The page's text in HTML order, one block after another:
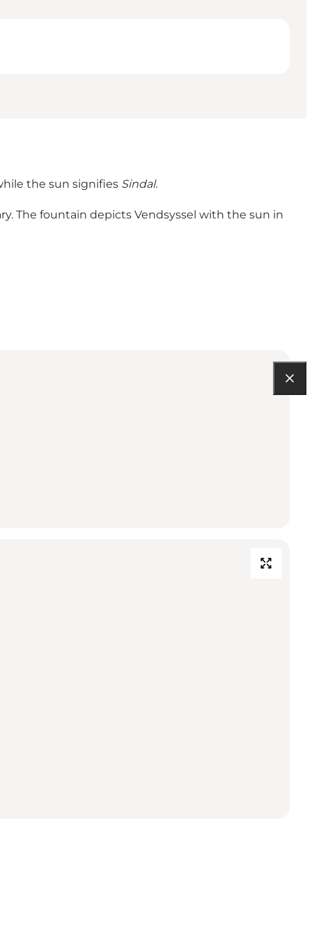
the sun signifies Sindal.
The fountain depicts Vendsyssel with the sun in